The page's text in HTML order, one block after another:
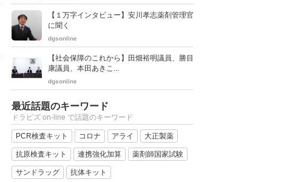
【１万字インタビュー】安川孝志薬剤管理官
に聞く
dgsonline
【社会保障のこれから】田畑裕明議員、勝目
康議員、本田あきこ...
dgsonline
最近話題のキーワード
ドラビズ on-line で話題のキーワード
PCR検査キット コロナ アライ 大正製薬
抗原検査キット 連携強化加算 薬剤師国家試験
サンドラッグ 抗体キット